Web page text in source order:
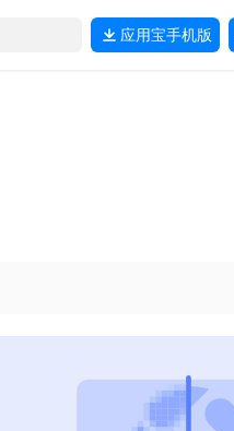
应用宝手机版